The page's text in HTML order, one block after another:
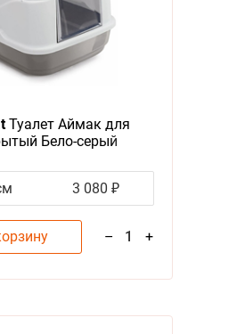
Туалет Аймак для
Бело-серый
3 080 ₽
– 1 +